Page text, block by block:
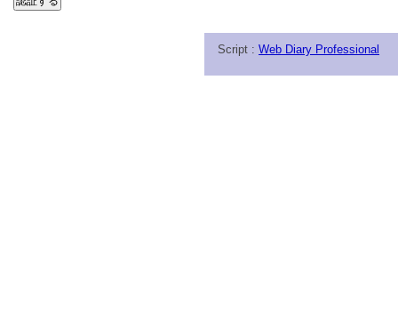
Script : Web Diary Professional